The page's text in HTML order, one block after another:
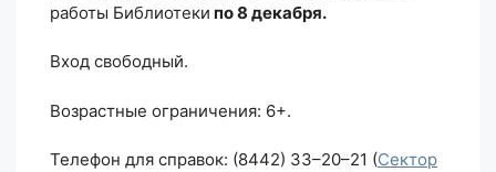
работы Библиотеки по 8 декабря.
Вход свободный.
Возрастные ограничения: 6+.
Телефон для справок: (8442) 33–20–21 (Сектор